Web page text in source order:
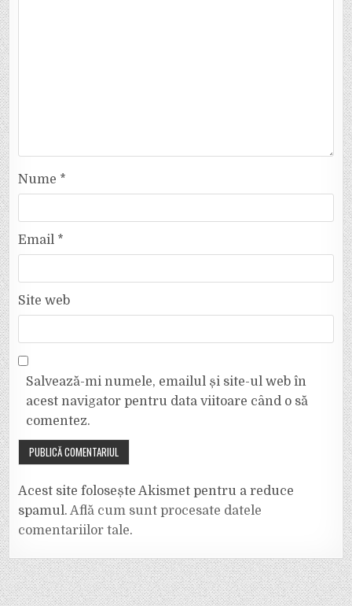
Nume *
Email *
Site web
Salvează-mi numele, emailul și site-ul web în
acest navigator pentru data viitoare când o să
comentez.
Acest site folosește Akismet pentru a reduce
spamul.Află cum sunt procesate datele
comentariilor tale.